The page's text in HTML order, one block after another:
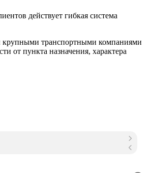
действует гибкая система
крупными транспортными компаниями
от пункта назначения, характера